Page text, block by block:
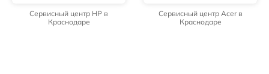
Сервисный центр HP в
Краснодаре
Сервисный центр Acer в
Краснодаре